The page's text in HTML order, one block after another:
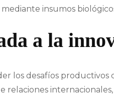
insumos
a la
los desafíos productivos